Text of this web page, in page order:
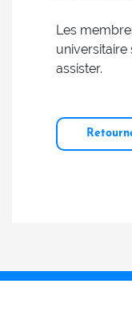
Les
assister.